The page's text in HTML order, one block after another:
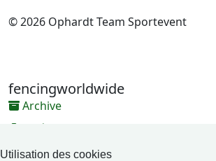
Utilisation des cookies
© 2026 Ophardt Team Sportevent
fencingworldwide
Archive
Vidéos
Médias